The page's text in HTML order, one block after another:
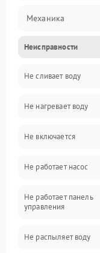
Механика
Управление
Электропитание
Датчики
Нагрев
Вода
Гигиена
Программное
Неисправности
Не сливает воду
Не нагревает воду
Не включается
Не работает насос
Не работает панель
управления
Не распыляет воду